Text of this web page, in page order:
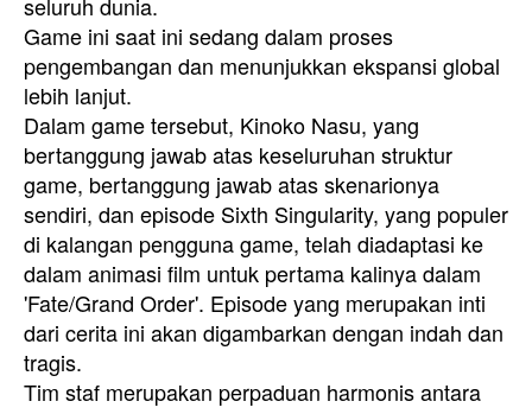
Game ini saat ini sedang dalam proses
pengembangan dan menunjukkan ekspansi global
lebih lanjut.
Dalam game tersebut, Kinoko Nasu, yang
bertanggung jawab atas keseluruhan struktur
game, bertanggung jawab atas skenarionya
sendiri, dan episode Sixth Singularity, yang populer
di kalangan pengguna game, telah diadaptasi ke
dalam animasi film untuk pertama kalinya dalam
'Fate/Grand Order'. Episode yang merupakan inti
dari cerita ini akan digambarkan dengan indah dan
tragis.
Tim staf merupakan perpaduan harmonis antara